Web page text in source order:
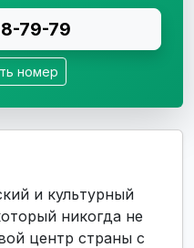
79-79
номер
и культурный
никогда не
центр страны с